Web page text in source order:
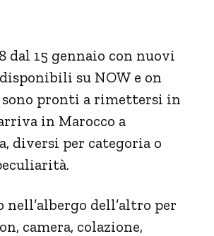
dal 15 gennaio con nuovi
su NOW e on
pronti a rimettersi in
in Marocco a
diversi per categoria o
dell’altro per
camera, colazione,